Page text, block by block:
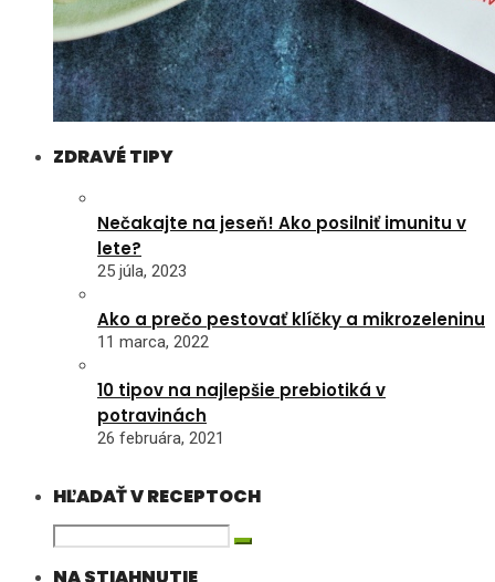
ZDRAVÉ TIPY
Nečakajte na jeseň! Ako posilniť imunitu v
lete?
25 júla, 2023
Ako a prečo pestovať klíčky a mikrozeleninu
11 marca, 2022
10 tipov na najlepšie prebiotiká v
potravinách
26 februára, 2021
HĽADAŤ V RECEPTOCH
NA STIAHNUTIE